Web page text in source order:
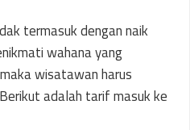
termasuk dengan naik
wahana yang
wisatawan harus
adalah tarif masuk ke